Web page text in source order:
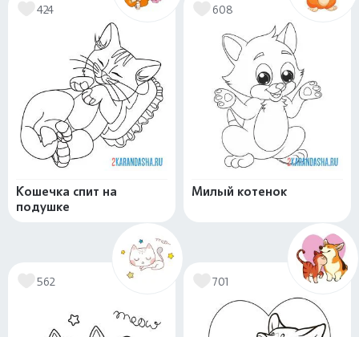
424
Кошечка спит на
подушке
608
Милый котенок
562 701